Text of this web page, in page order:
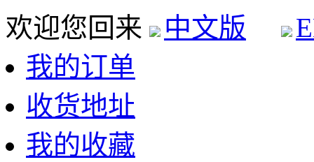
欢迎您回来 中文版
我的订单
收货地址
我的收藏